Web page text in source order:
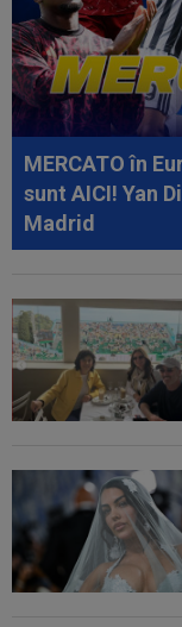
10:36 EXCLUSIV
l-a schimbat la
10:19 FOTO
Dalian Yingbo
MERCATO în
sunt AICI! Yan
Madrid